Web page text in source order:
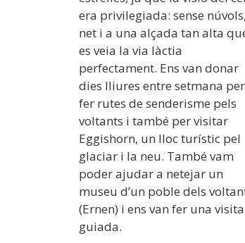
era privilegiada: sense núvols,
net i a una alçada tan alta
es veia la via làctia
perfectament. Ens van donar
dies lliures entre setmana per
fer rutes de senderisme pels
voltants i també per visitar
Eggishorn, un lloc turístic pel
glaciar i la neu. També vam
poder ajudar a netejar un
museu d’un poble dels
(Ernen) i ens van fer una visita
guiada.